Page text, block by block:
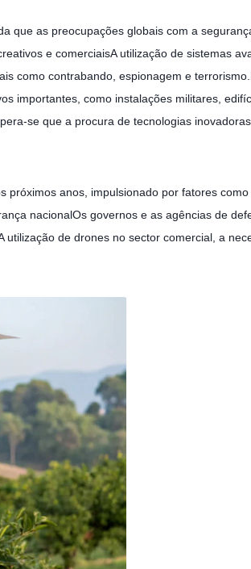
que as preocupações globais com a
e comerciaisA utilização de sistemas
como contrabando, espionagem e
importantes, como instalações militares,
se que a procura de tecnologias
próximos anos, impulsionado por fatores
nacionalOs governos e as agências de
de drones no sector comercial, a